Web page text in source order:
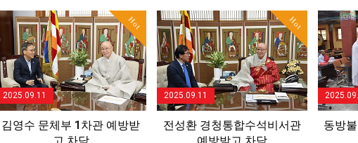
Hot
2025.09.11
김영수 문체부 1차관 예방받
고 차담
Hot
2025.09.11
전성환 경청통합수석비서관
예방받고 차담
동방